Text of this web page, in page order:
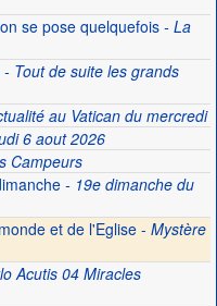
se pose quelquefois- La
- Tout de suite les grands
au Vatican du mercredi
6 aout 2026
Campeurs
- 19e dimanche du
et de l'Eglise - Mystère
Acutis 04 Miracles